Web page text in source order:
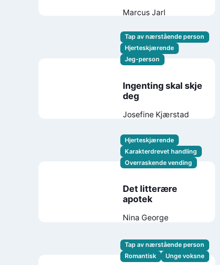
Marcus Jarl
Tap av nærstående person
Hjerteskjærende
Jeg-person
Ingenting skal skje
deg
Josefine Kjærstad
Hjerteskjærende
Karakterdrevet handling
Overraskende vending
Det litterære
apotek
Nina George
Tap av nærstående person
Romantisk
Unge voksne